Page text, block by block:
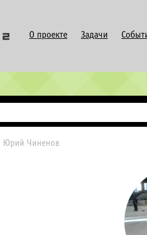
О проекте Задачи
Юрий Чиненов